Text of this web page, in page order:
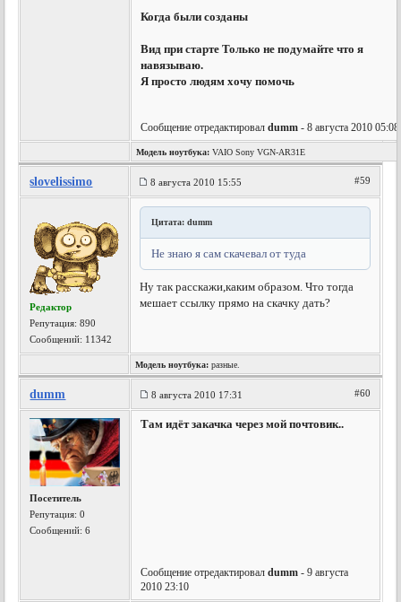
Когда были созданы
Вид при старте Только не подумайте что я
навязываю.
Я просто людям хочу помочь
Сообщение отредактировалdumm - 8 августа 2010 05:08
Модель ноутбука: VAIO Sony VGN-AR31E
slovelissimo 8 августа 2010 15:55 #59
Редактор
Репутация:890
Сообщений: 11342
Цитата: dumm
Не знаю я сам скачевал от туда
Ну так расскажи,каким образом. Что тогда
мешает ссылку прямо на скачку дать?
Модель ноутбука: разные.
dumm 8 августа 2010 17:31 #60
Посетитель
Репутация:0
Сообщений: 6
Там идёт закачка через мой почтовик..
Сообщение отредактировалdumm - 9 августа
2010 23:10